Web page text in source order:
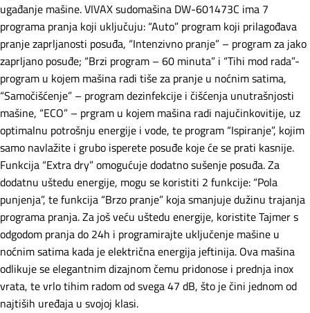
ugađanje mašine. VIVAX sudomašina DW-601473C ima 7
programa pranja koji uključuju: “Auto” program koji prilagođava
pranje zaprljanosti posuđa, “Intenzivno pranje” – program za jako
zaprljano posuđe; “Brzi program – 60 minuta” i “Tihi mod rada”-
program u kojem mašina radi tiše za pranje u noćnim satima,
“Samočišćenje” – program dezinfekcije i čišćenja unutrašnjosti
mašine, “ECO” – prgram u kojem mašina radi najučinkovitije, uz
optimalnu potrošnju energije i vode, te program “Ispiranje”, kojim
samo navlažite i grubo isperete posuđe koje će se prati kasnije.
Funkcija “Extra dry” omogućuje dodatno sušenje posuđa. Za
dodatnu uštedu energije, mogu se koristiti 2 funkcije: “Pola
punjenja”, te funkcija “Brzo pranje” koja smanjuje dužinu trajanja
programa pranja. Za još veću uštedu energije, koristite Tajmer s
odgodom pranja do 24h i programirajte uključenje mašine u
noćnim satima kada je električna energija jeftinija. Ova mašina
odlikuje se elegantnim dizajnom čemu pridonose i prednja inox
vrata, te vrlo tihim radom od svega 47 dB, što je čini jednom od
najtiših uređaja u svojoj klasi.